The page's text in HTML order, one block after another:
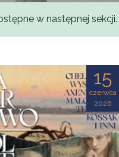
w następnej sekcji.
15
czerwca
2026